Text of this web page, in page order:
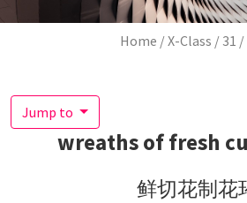
Home X-Class 31
Jump to
wreaths of fresh
鲜切花制花